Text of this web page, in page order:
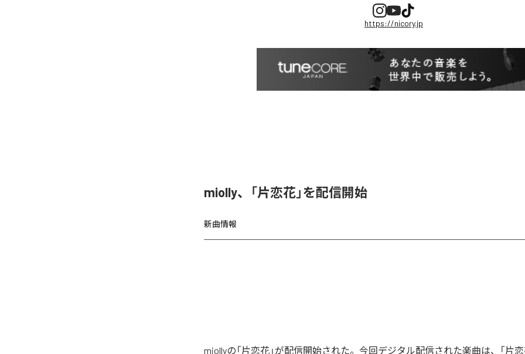
https://nicory.jp
miolly、「片恋花」を配信開始
新曲情報
miollyの「片恋花」が配信開始された。今回デジタル配信された楽曲は、「片恋